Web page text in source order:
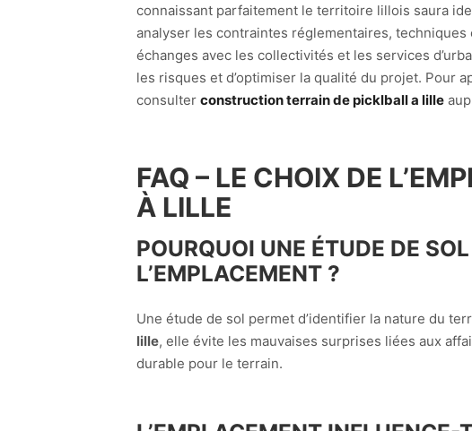
connaissant parfaitement le territoire lillois saura
analyser les contraintes réglementaires,
échanges avec les collectivités et les services
les risques et d’optimiser la qualité du projet. Pour
consulter construction terrain de picklball a lille
FAQ – LE CHOIX DE
À LILLE
POURQUOI UNE ÉTUDE DE
L’EMPLACEMENT ?
Une étude de sol permet d’identifier la nature du
lille, elle évite les mauvaises surprises liées aux
durable pour le terrain.